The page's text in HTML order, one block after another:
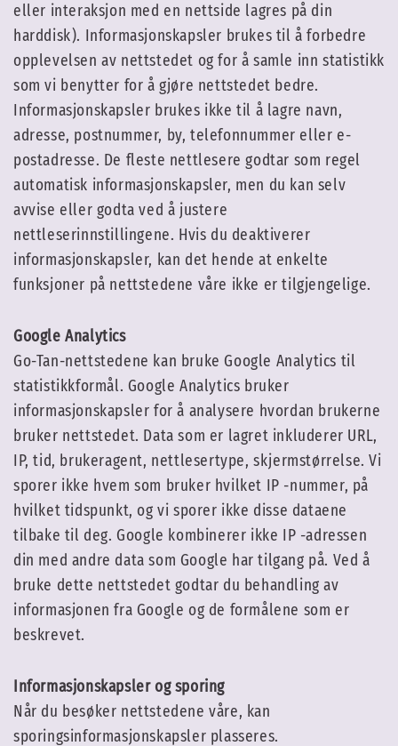
eller interaksjon med en nettside lagres på din
harddisk). Informasjonskapsler brukes til å forbedre
opplevelsen av nettstedet og for å samle inn statistikk
som vi benytter for å gjøre nettstedet bedre.
Informasjonskapsler brukes ikke til å lagre navn,
adresse, postnummer, by, telefonnummer eller e-
postadresse. De fleste nettlesere godtar som regel
automatisk informasjonskapsler, men du kan selv
avvise eller godta ved å justere
nettleserinnstillingene. Hvis du deaktiverer
informasjonskapsler, kan det hende at enkelte
funksjoner på nettstedene våre ikke er tilgjengelige.
Google Analytics
Go-Tan-nettstedene kan bruke Google Analytics til
statistikkformål. Google Analytics bruker
informasjonskapsler for å analysere hvordan brukerne
bruker nettstedet. Data som er lagret inkluderer URL,
IP, tid, brukeragent, nettlesertype, skjermstørrelse. Vi
sporer ikke hvem som bruker hvilket IP -nummer, på
hvilket tidspunkt, og vi sporer ikke disse dataene
tilbake til deg. Google kombinerer ikke IP -adressen
din med andre data som Google har tilgang på. Ved å
bruke dette nettstedet godtar du behandling av
informasjonen fra Google og de formålene som er
beskrevet.
Informasjonskapsler og sporing
Når du besøker nettstedene våre, kan
sporingsinformasjonskapsler plasseres.